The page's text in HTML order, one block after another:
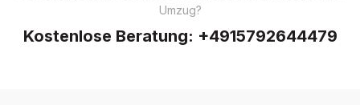
Umzug?
Kostenlose Beratung: +4915792644479